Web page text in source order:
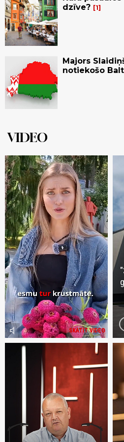
dzīve?
1
Majors
notiekošo
VIDEO
SKATĪT VIDEO
volume_mute